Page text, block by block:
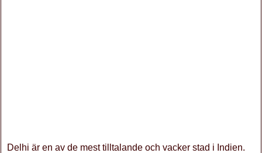
Delhi är en av de mest tilltalande och vacker stad i Indien.